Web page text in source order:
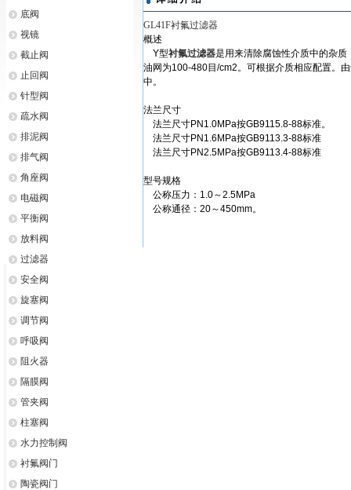
底阀
视镜
截止阀
止回阀
针型阀
疏水阀
排泥阀
排气阀
角座阀
电磁阀
平衡阀
放料阀
过滤器
安全阀
旋塞阀
调节阀
呼吸阀
阻火器
隔膜阀
管夹阀
柱塞阀
水力控制阀
衬氟阀门
陶瓷阀门
GL41F衬氟过滤器
概述
Y型衬氟过滤器是用来清除腐蚀性介质中的杂
油网为100-480目/cm2。可根据介质相应配置。
中。
法兰尺寸
法兰尺寸PN1.0MPa按GB9115.8-88标准。
法兰尺寸PN1.6MPa按GB9113.3-88标准
法兰尺寸PN2.5MPa按GB9113.4-88标准
型号规格
公称压力：1.0～2.5MPa
公称通径：20～450mm。